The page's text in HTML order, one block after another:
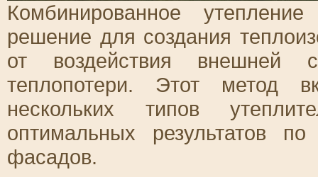
Комбинированное
решение для создания
от воздействия внешней
теплопотери. Этот метод
нескольких типов
оптимальных результатов
фасадов.